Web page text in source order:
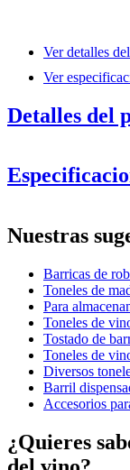
Ver detalles
Ver
Detalles del
Número de
Dimensiones
Peso (kg)10
Nuestras
Barricas de
Toneles de
Para
Toneles de
Tostado de
Toneles de
Diversos
Barril
Accesorios
¿Quieres